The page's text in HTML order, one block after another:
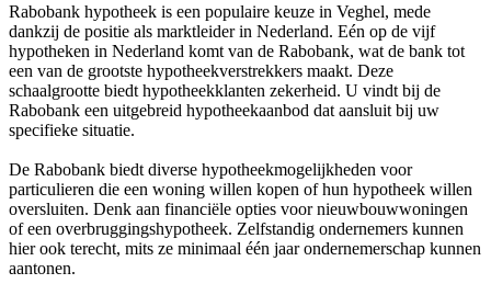
Rabobank hypotheek is een populaire keuze in Veghel, mede
dankzij de positie als marktleider in Nederland. Eén op de vijf
hypotheken in Nederland komt van de Rabobank, wat de bank tot
een van de grootste hypotheekverstrekkers maakt. Deze
schaalgrootte biedt hypotheekklanten zekerheid. U vindt bij de
Rabobank een uitgebreid hypotheekaanbod dat aansluit bij uw
specifieke situatie.
De Rabobank biedt diverse hypotheekmogelijkheden voor
particulieren die een woning willen kopen of hun hypotheek willen
oversluiten. Denk aan financiële opties voor nieuwbouwwoningen
of een overbruggingshypotheek. Zelfstandig ondernemers kunnen
hier ook terecht, mits ze minimaal één jaar ondernemerschap kunnen
aantonen.